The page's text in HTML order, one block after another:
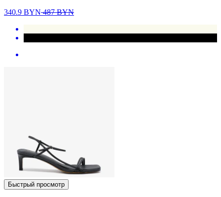
340.9 BYN487BYN
Быстрый просмотр